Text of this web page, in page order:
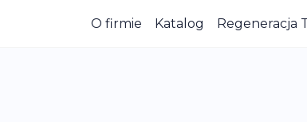
O firmie Katalog Regeneracja